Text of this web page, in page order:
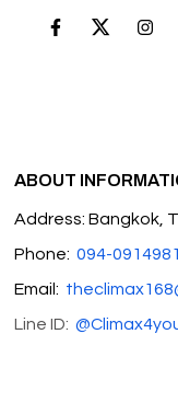
ABOUT
Address: Bangkok,
Phone: 094-0914981
Email:
Line ID: